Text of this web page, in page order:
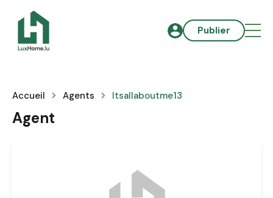
Publier
Accueil Agents Itsallaboutme13
Agent